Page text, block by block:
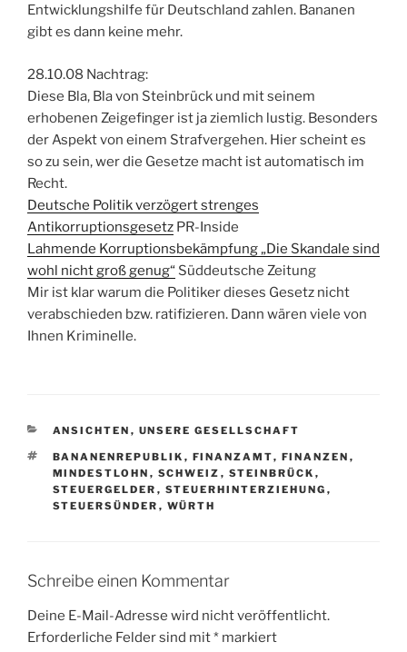
Entwicklungshilfe für Deutschland zahlen. Bananen
gibt es dann keine mehr.
28.10.08 Nachtrag:
Diese Bla, Bla von Steinbrück und mit seinem
erhobenen Zeigefinger ist ja ziemlich lustig. Besonders
der Aspekt von einem Strafvergehen. Hier scheint es
so zu sein, wer die Gesetze macht ist automatisch im
Recht.
Deutsche Politik verzögert strenges
Antikorruptionsgesetz PR-Inside
Lahmende Korruptionsbekämpfung „Die Skandale sind
wohl nicht groß genug“ Süddeutsche Zeitung
Mir ist klar warum die Politiker dieses Gesetz nicht
verabschieden bzw. ratifizieren. Dann wären viele von
Ihnen Kriminelle.
KATEGORIEN
ANSICHTEN , UNSERE GESELLSCHAFT
SCHLAGWÖRTER
BANANENREPUBLIK , FINANZAMT, FINANZEN ,
MINDESTLOHN , SCHWEIZ , STEINBRÜCK ,
STEUERGELDER , STEUERHINTERZIEHUNG ,
STEUERSÜNDER , WÜRTH
Schreibe einen Kommentar
Deine E-Mail-Adresse wird nicht veröffentlicht.
Erforderliche Felder sind mit* markiert